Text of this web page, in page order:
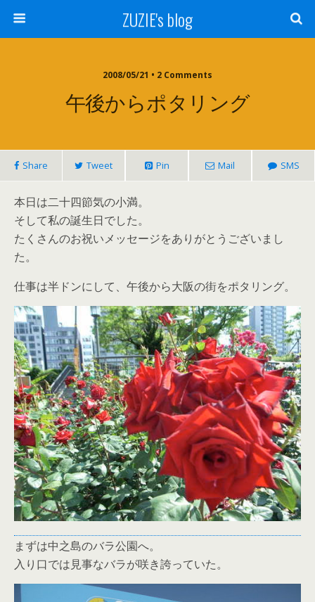
ZUZIE's blog
2008/05/21 • 2 Comments
午後からポタリング
Share Tweet Pin Mail SMS
本日は二十四節気の小満。
そして私の誕生日でした。
たくさんのお祝いメッセージをありがとうございまし
た。
仕事は半ドンにして、午後から大阪の街をポタリング。
まずは中之島のバラ公園へ。
入り口では見事なバラが咲き誇っていた。